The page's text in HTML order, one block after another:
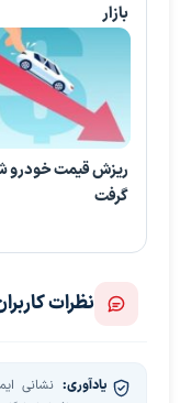
بازار
ریزش قیمت خودرو
گرفت
نظرات
یادآوری: نشانی